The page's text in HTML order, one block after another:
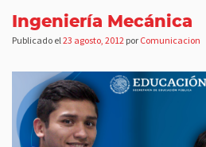
Ingeniería Mecánica
Publicado el23 agosto, 2012 por Comunicacion